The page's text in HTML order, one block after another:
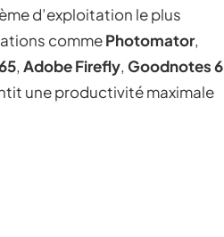
d’exploitation le plus
commePhotomator,
, Adobe Firefly, Goodnotes 6
une productivité maximale